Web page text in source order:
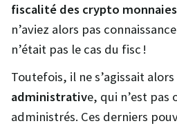
fiscalité des crypto
n’aviez alors pas
n’était pas le cas du fisc !
Toutefois, il ne s’agissait
administrative, qui n’est pas
administrés. Ces derniers